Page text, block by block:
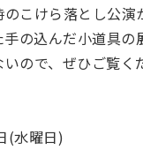
こけら落とし公
の込んだ小道具の
ので、ぜひご覧く
(水曜日)